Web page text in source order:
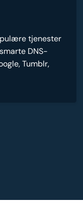
tjenester
DNS-
Tumblr,